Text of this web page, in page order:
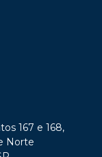
167 e 168,
Norte